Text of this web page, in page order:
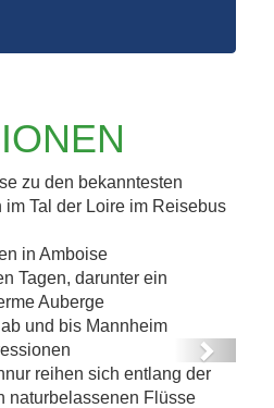
zu den bekanntesten
Tal der Loire im Reisebus
in Amboise
Tagen, darunter ein
Auberge
und bis Mannheim
Impressionen
Next
reihen sich entlang der
naturbelassenen Flüsse